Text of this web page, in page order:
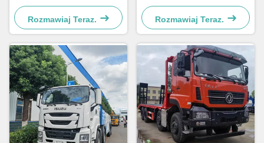
Koparki Transport
Inżynieryjny Lekki Samochód
z Płaską Platformą
Rozmawiaj Teraz.
płaskimi łóżkami
Rozmawiaj Teraz.